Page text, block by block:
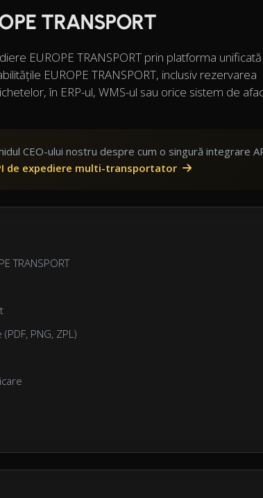
TRANSPORT
EUROPE TRANSPORT prin platforma
EUROPE TRANSPORT, inclusiv rezervarea
în ERP-ul, WMS-ul sau orice sistem de
CEO-ului nostru despre cum o singură integrare
de expediere multi-transportator
TRANSPORT
PNG, ZPL)